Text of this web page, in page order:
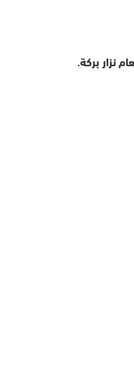
نزار بركة.